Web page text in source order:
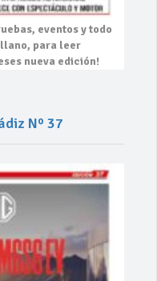
eventosy todo
para leer
nueva edición!
Nº 37